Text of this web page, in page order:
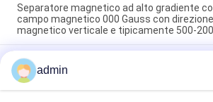
Separatore magnetico ad alto gradiente
campo magnetico 000 Gauss con
magnetico verticale e tipicamente 500-
La separazione magnetica personalizzata
magnetico della piastra di ferro di forza
da 000 gauss dipende dai parametri del
admin